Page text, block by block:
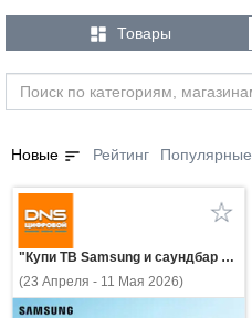
 Товары
Новые sort Рейтинг Популярные
"Купи ТВ Samsung и саундбар — получи скидку!"
(23 Апреля - 11 Мая 2026)